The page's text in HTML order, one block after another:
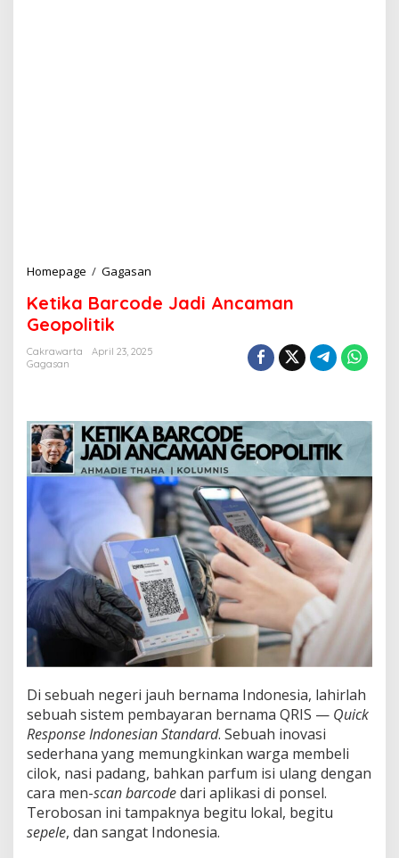
Homepage / Gagasan
t
a
o
d
e
J
a
d
i
A
n
c
a
m
a
n
G
e
o
p
o
l
i
t
k
Ketika Barcode Jadi Ancaman
Geopolitik
Cakrawarta
April 23, 2025
Gagasan
Di sebuah negeri jauh bernama Indonesia, lahirlah
sebuah sistem pembayaran bernama QRIS — Quick
Response Indonesian Standard. Sebuah inovasi
sederhana yang memungkinkan warga membeli
cilok, nasi padang, bahkan parfum isi ulang dengan
cara men-scanbarcodedari aplikasi di ponsel.
Terobosan ini tampaknya begitu lokal, begitu
sepele, dan sangat Indonesia.